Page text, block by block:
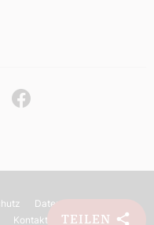
TEILEN
Facebook
Datenschutz
Kontakt Barrierefreiheit